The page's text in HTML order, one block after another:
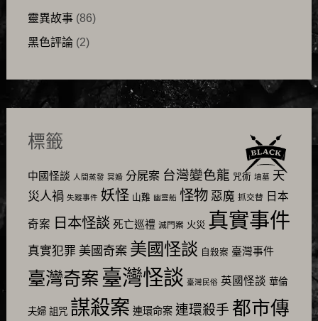
靈異故事(86)
黑色評論(2)
標籤
中國怪談 人間蒸發 冥婚 分屍案 台灣變色龍 咒術 墳墓 天
災人禍 失蹤事件 妖怪 山難 幽靈船 怪物 惡魔 抓交替 日本
奇案 日本怪談 死亡巡禮 滅門案 火災 真實事件
真實犯罪 美國奇案 美國怪談 自殺案 臺灣事件
臺灣奇案 臺灣怪談 臺灣民俗 英國怪談 華倫
夫婦 詛咒 謀殺案 連環命案 連環殺手 都市傳